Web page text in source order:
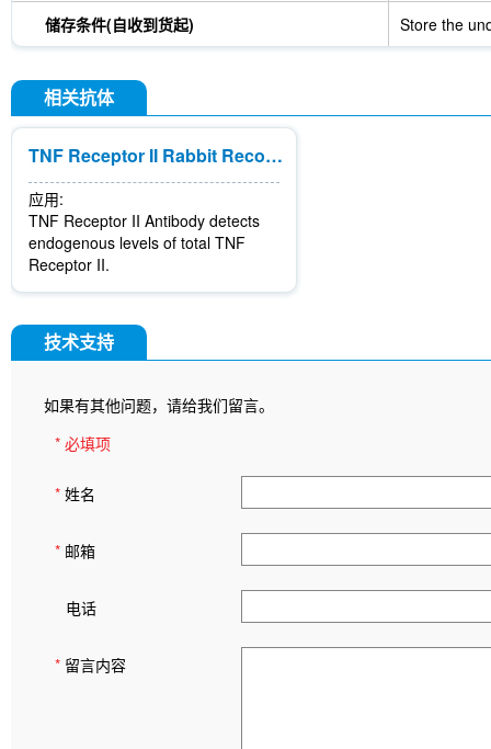
储存条件(自收到货起) Store the
相关抗体
TNF Receptor II Rabbit Recombinant mAb
应用:
TNF Receptor II Antibody detects
endogenous levels of total TNF
Receptor II.
技术支持
如果有其他问题，请给我们留言。
* 必填项
* 姓名
* 邮箱
电话
* 留言内容